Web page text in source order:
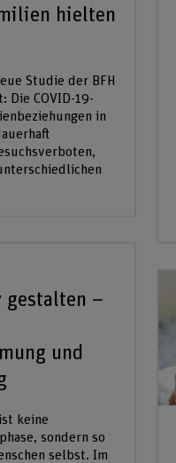
hielten
Studie der BFH
Die COVID-19-
in
–
und
keine
sondern so
selbst. Im